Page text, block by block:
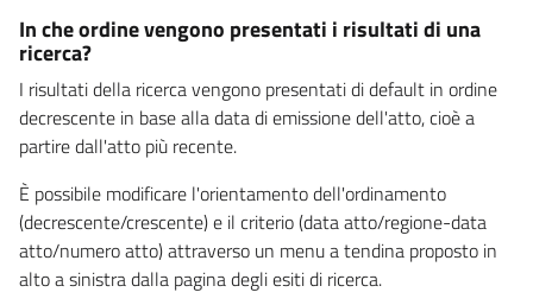
In che ordine vengono presentati i risultati di una
ricerca?
I risultati della ricerca vengono presentati di default in ordine
decrescente in base alla data di emissione dell'atto, cioè a
partire dall'atto più recente.
È possibile modificare l'orientamento dell'ordinamento
(decrescente/crescente) e il criterio (data atto/regione-data
atto/numero atto) attraverso un menu a tendina proposto in
alto a sinistra dalla pagina degli esiti di ricerca.